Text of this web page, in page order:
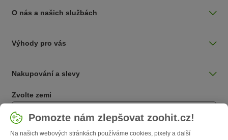
O nás a našich službách
Výhody pro vás
Nakupování a slevy
Zvolte zemi
Česká / CZ
Follow zooplus
Pomozte nám zlepšovat zoohit.cz!
Na našich webových stránkách používáme cookies, pixely a další